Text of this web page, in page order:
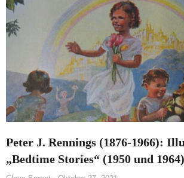
Peter J. Rennings (1876-1966):
„Bedtime Stories“ (1950 und 1964)